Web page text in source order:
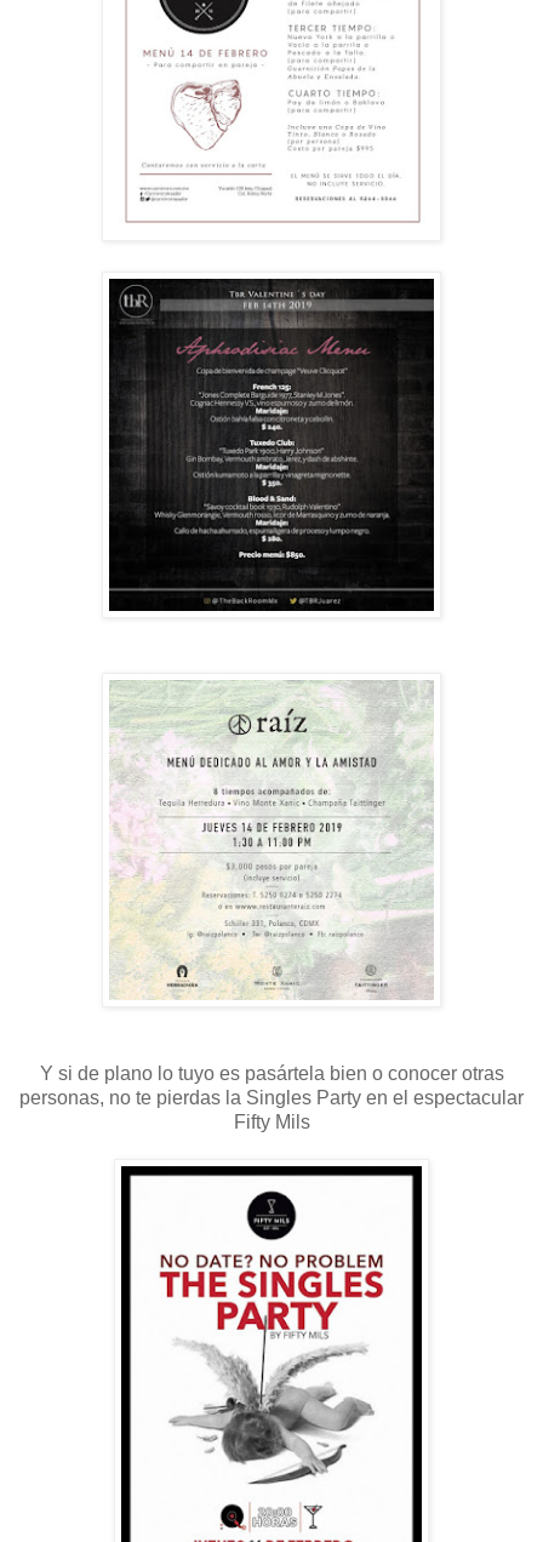
Y si de plano lo tuyo es pasártela bien o conocer otras
personas, no te pierdas la Singles Party en el espectacular
Fifty Mils